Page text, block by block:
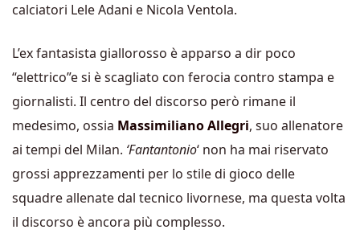
calciatori Lele Adani e Nicola Ventola.
L’ex fantasista giallorosso è apparso a dir poco
“elettrico”e si è scagliato con ferocia contro stampa e
giornalisti. Il centro del discorso però rimane il
medesimo, ossia Massimiliano Allegri, suo allenatore
ai tempi del Milan. ‘Fantantonio‘ non ha mai riservato
grossi apprezzamenti per lo stile di gioco delle
squadre allenate dal tecnico livornese, ma questa volta
il discorso è ancora più complesso.